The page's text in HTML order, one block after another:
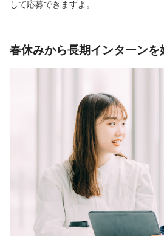
して応募できますよ。
春休みから長期インターンを